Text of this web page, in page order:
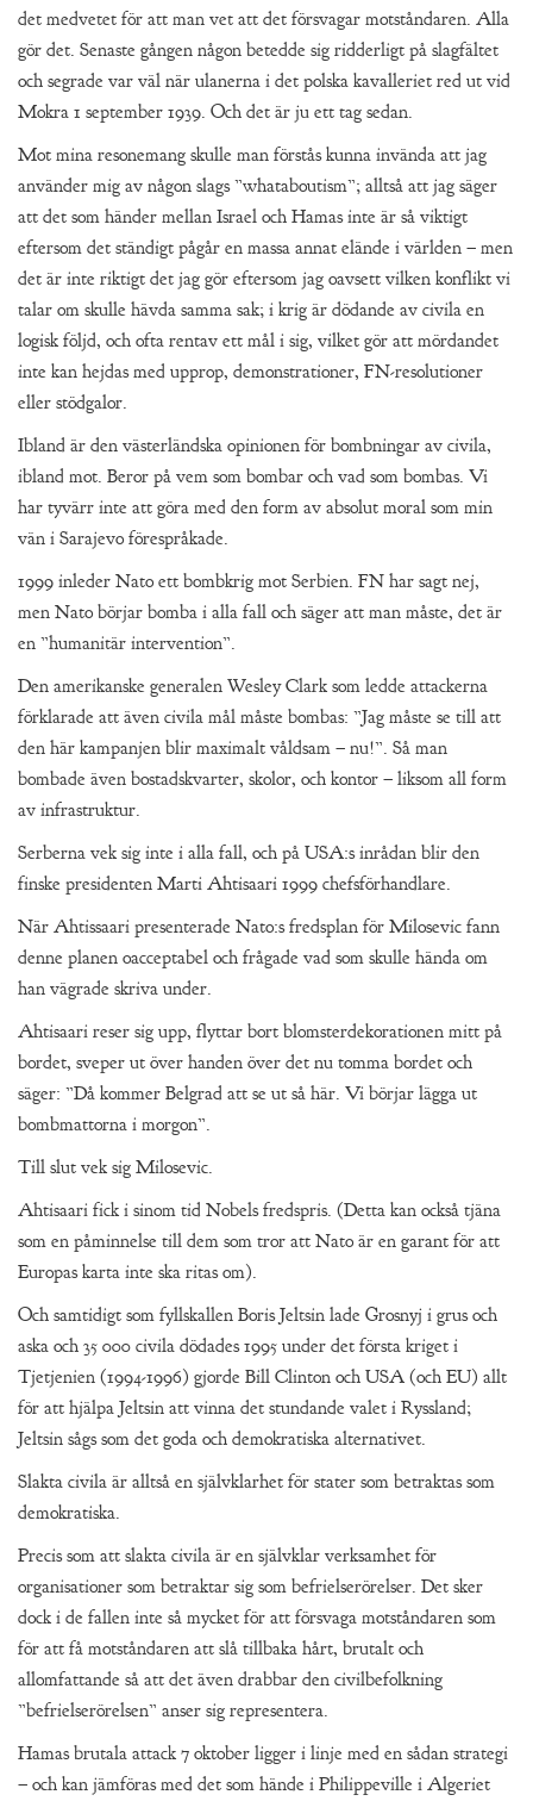
det medvetet för att man vet att det försvagar motståndaren. Alla
gör det. Senaste gången någon betedde sig ridderligt på slagfältet
och segrade var väl när ulanerna i det polska kavalleriet red ut vid
Mokra 1 september 1939. Och det är ju ett tag sedan.
Mot mina resonemang skulle man förstås kunna invända att jag
använder mig av någon slags ”whataboutism”; alltså att jag säger
att det som händer mellan Israel och Hamas inte är så viktigt
eftersom det ständigt pågår en massa annat elände i världen – men
det är inte riktigt det jag gör eftersom jag oavsett vilken konflikt vi
talar om skulle hävda samma sak; i krig är dödande av civila en
logisk följd, och ofta rentav ett mål i sig, vilket gör att mördandet
inte kan hejdas med upprop, demonstrationer, FN-resolutioner
eller stödgalor.
Ibland är den västerländska opinionen för bombningar av civila,
ibland mot. Beror på vem som bombar och vad som bombas. Vi
har tyvärr inte att göra med den form av absolut moral som min
vän i Sarajevo förespråkade.
1999 inleder Nato ett bombkrig mot Serbien. FN har sagt nej,
men Nato börjar bomba i alla fall och säger att man måste, det är
en ”humanitär intervention”.
Den amerikanske generalen Wesley Clark som ledde attackerna
förklarade att även civila mål måste bombas: ”Jag måste se till att
den här kampanjen blir maximalt våldsam – nu!”. Så man
bombade även bostadskvarter, skolor, och kontor – liksom all form
av infrastruktur.
Serberna vek sig inte i alla fall, och på USA:s inrådan blir den
finske presidenten Marti Ahtisaari 1999 chefsförhandlare.
När Ahtissaari presenterade Nato:s fredsplan för Milosevic fann
denne planen oacceptabel och frågade vad som skulle hända om
han vägrade skriva under.
Ahtisaari reser sig upp, flyttar bort blomsterdekorationen mitt på
bordet, sveper ut över handen över det nu tomma bordet och
säger: ”Då kommer Belgrad att se ut så här. Vi börjar lägga ut
bombmattorna i morgon”.
Till slut vek sig Milosevic.
Ahtisaari fick i sinom tid Nobels fredspris. (Detta kan också tjäna
som en påminnelse till dem som tror att Nato är en garant för att
Europas karta inte ska ritas om).
Och samtidigt som fyllskallen Boris Jeltsin lade Grosnyj i grus och
aska och 35 000 civila dödades 1995 under det första kriget i
Tjetjenien (1994-1996) gjorde Bill Clinton och USA (och EU) allt
för att hjälpa Jeltsin att vinna det stundande valet i Ryssland;
Jeltsin sågs som det goda och demokratiska alternativet.
Slakta civila är alltså en självklarhet för stater som betraktas som
demokratiska.
Precis som att slakta civila är en självklar verksamhet för
organisationer som betraktar sig som befrielserörelser. Det sker
dock i de fallen inte så mycket för att försvaga motståndaren som
för att få motståndaren att slå tillbaka hårt, brutalt och
allomfattande så att det även drabbar den civilbefolkning
”befrielserörelsen” anser sig representera.
Hamas brutala attack 7 oktober ligger i linje med en sådan strategi
– och kan jämföras med det som hände i Philippeville i Algeriet